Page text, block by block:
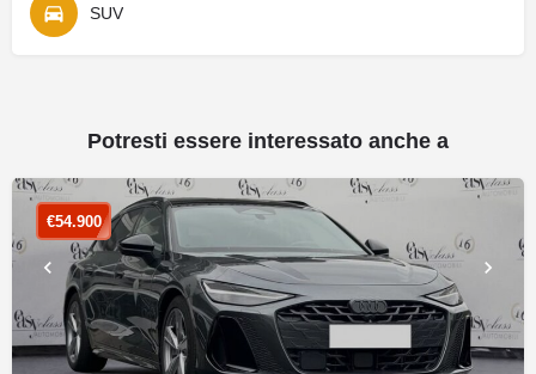
SUV
Potresti essere interessato anche a
€54.900